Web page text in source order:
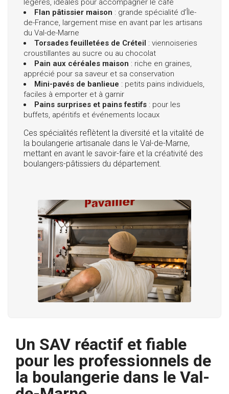
légères, idéales pour accompagner le café
Flan pâtissier maison : grande spécialité d’Île-
de-France, largement mise en avant par les artisans
du Val-de-Marne
Torsades feuilletées de Créteil : viennoiseries
croustillantes au sucre ou au chocolat
Pain aux céréales maison : riche en graines,
apprécié pour sa saveur et sa conservation
Mini-pavés de banlieue : petits pains individuels,
faciles à emporter et à garnir
Pains surprises et pains festifs : pour les
buffets, apéritifs et événements locaux
Ces spécialités reflètent la diversité et la vitalité de
la boulangerie artisanale dans le Val-de-Marne,
mettant en avant le savoir-faire et la créativité des
boulangers-pâtissiers du département.
Un SAV réactif et fiable
pour les professionnels de
la boulangerie dans le Val-